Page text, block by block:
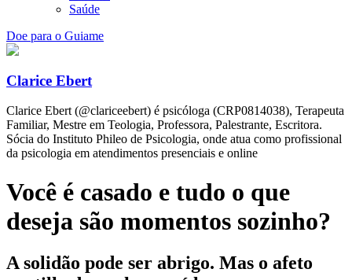
Saúde
Doe para o Guiame
Clarice Ebert
Clarice Ebert (@clariceebert) é psicóloga (CRP0814038), Terapeuta
Familiar, Mestre em Teologia, Professora, Palestrante, Escritora.
Sócia do Instituto Phileo de Psicologia, onde atua como profissional
da psicologia em atendimentos presenciais e online
Você é casado e tudo o que
deseja são momentos sozinho?
A solidão pode ser abrigo. Mas o afeto